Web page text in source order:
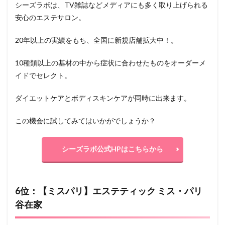
シーズラボは、TV雑誌などメディアにも多く取り上げられる
安心のエステサロン。
20年以上の実績をもち、全国に新規店舗拡大中！。
10種類以上の基材の中から症状に合わせたものをオーダーメ
イドでセレクト。
ダイエットケアとボディスキンケアが同時に出来ます。
この機会に試してみてはいかがでしょうか？
シーズラボ公式HPはこちらから
6位：【ミスパリ】エステティック ミス・パリ
谷在家